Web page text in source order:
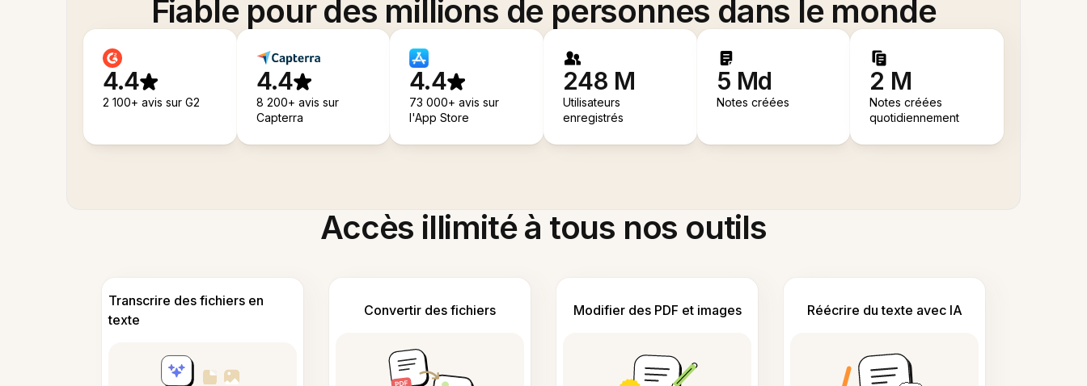
Fiable pour des millions de personnes dans le monde
4.4
2 100+ avis sur G2
4.4
8 200+ avis sur
Capterra
4.4
73 000+ avis sur
l'App Store
248 M
Utilisateurs
enregistrés
5 Md
Notes créées
2 M
Notes créées
quotidiennement
Accès illimité à tous nos outils
Transcrire des fichiers en
texte
Convertir des fichiers Modifier des PDF et images Réécrire du texte avec IA